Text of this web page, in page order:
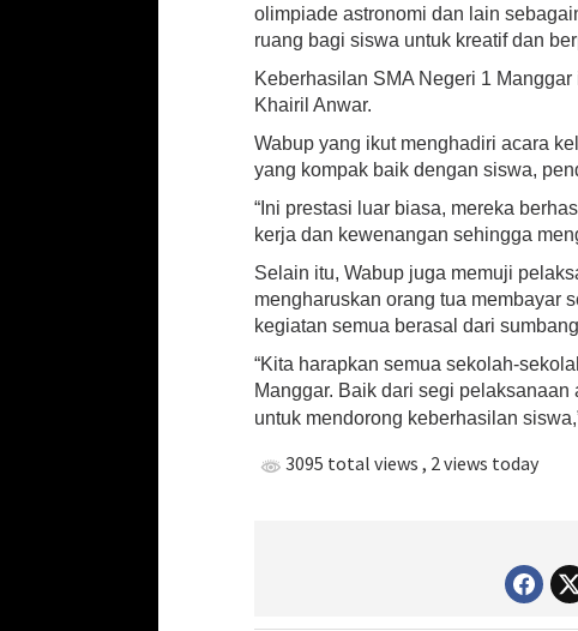
olimpiade astronomi dan lain
ruang bagi siswa untuk kreatif dan
Keberhasilan SMA Negeri 1
Khairil Anwar.
Wabup yang ikut menghadiri acara
yang kompak baik dengan siswa,
“Ini prestasi luar biasa, mereka
kerja dan kewenangan sehingga
Selain itu, Wabup juga memuji
mengharuskan orang tua membayar
kegiatan semua berasal dari
“Kita harapkan semua sekolah-
Manggar. Baik dari segi
untuk mendorong keberhasilan
3095 total views , 2 views today